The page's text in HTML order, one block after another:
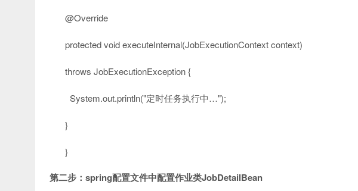
@Override
protectedvoidexecuteInternal(JobExecutionContext context)
throws JobExecutionException {
System.out.println("定时任务执行中…");
}
}
第二步：spring配置文件中配置作业类JobDetailBean